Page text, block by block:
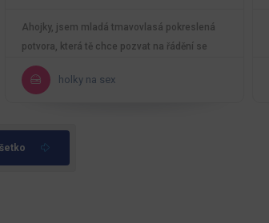
Ahojky, jsem mladá tmavovlasá pokreslená
potvora, která tě chce pozvat na řádění se
mnou v pelíšku.…
holky na sex